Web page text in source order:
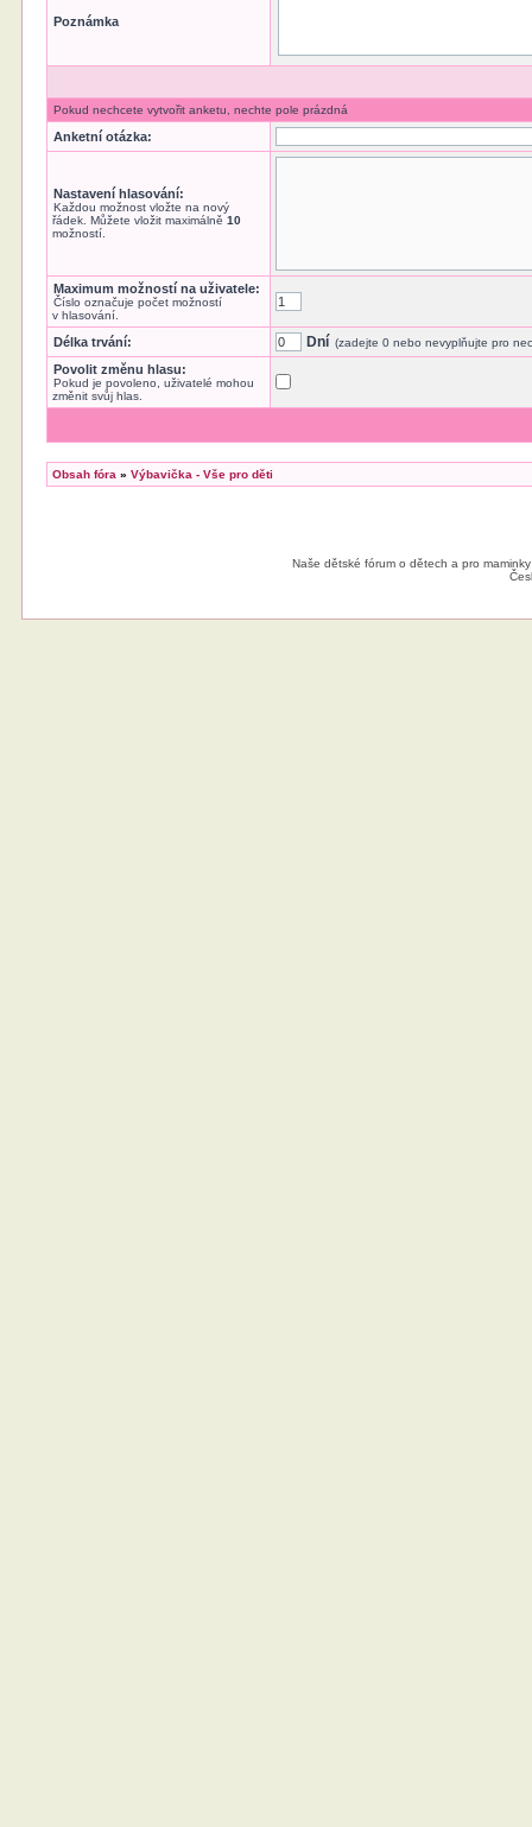
Poznámka
Pokud nechcete vytvořit anketu, nechte pole prázdná
Anketní otázka:
Nastavení hlasování:
Každou možnost vložte na nový
řádek. Můžete vložit maximálně10
možností.
Maximum možností na uživatele:
Číslo označuje počet možností
v hlasování.
Délka trvání: Dní (zadejte 0 nebo nevyplňujte pro
Povolit změnu hlasu:
Pokud je povoleno, uživatelé mohou
změnit svůj hlas.
Obsah fóra »Výbavička - Vše pro děti
Naše dětské fórum o dětech a pro